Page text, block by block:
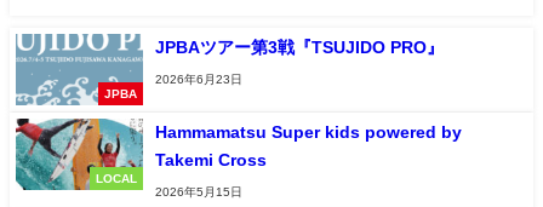
JPBA
JPBAツアー第3戦『TSUJIDO PRO』
2026年6月23日
LOCAL
Hammamatsu Super kids powered by
Takemi Cross
2026年5月15日